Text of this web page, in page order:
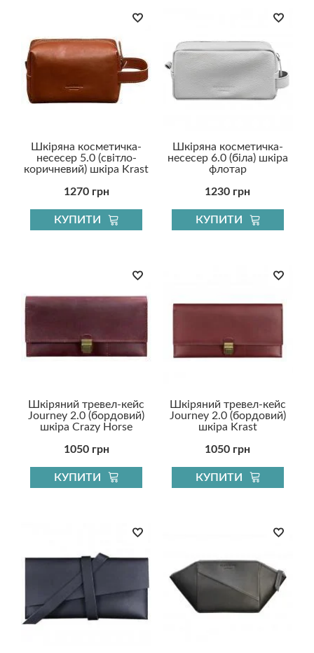
Шкіряна косметичка-
несесер 5.0 (світло-
коричневий) шкіра Krast
1270 грн
КУПИТИ
Шкіряна косметичка-
несесер 6.0 (біла) шкіра
флотар
1230 грн
КУПИТИ
Шкіряний тревел-кейс
Journey 2.0 (бордовий)
шкіра Crazy Horse
1050 грн
КУПИТИ
Шкіряний тревел-кейс
Journey 2.0 (бордовий)
шкіра Krast
1050 грн
КУПИТИ